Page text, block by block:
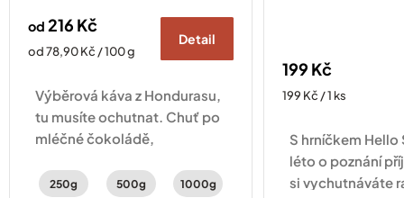
od 216 Kč
Měrná
od 78,90 Kč / 100 g
Detail
Výběrová káva z Hondurasu,
tu musíte ochutnat. Chuť po
mléčné čokoládě,
aciditou.
250g 500g 1000g
199 Kč
Měrná
199 Kč / 1 ks
S hrníčkem Hello
léto o poznání
si vychutnáváte